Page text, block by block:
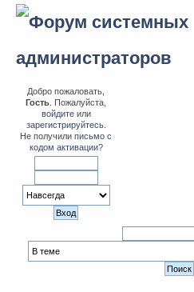
Добро пожаловать,
Гость . Пожалуйста,
войдитеили
зарегистрируйтесь.
Не получилиписьмо с
кодом активации?